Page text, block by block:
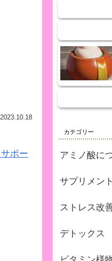
2023.10.18
ポー
カテゴリー
アミノ酸に
サプリメン
ストレス改
デトックス